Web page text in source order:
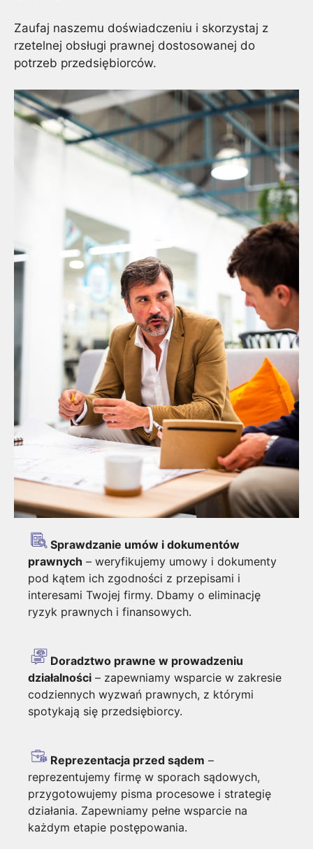
Zaufaj naszemu doświadczeniu i skorzystaj z
rzetelnej obsługi prawnej dostosowanej do
potrzeb przedsiębiorców.
Sprawdzanie umów i dokumentów
prawnych – weryfikujemy umowy i dokumenty
pod kątem ich zgodności z przepisami i
interesami Twojej firmy. Dbamy o eliminację
ryzyk prawnych i finansowych.
Doradztwo prawne w prowadzeniu
działalności – zapewniamy wsparcie w zakresie
codziennych wyzwań prawnych, z którymi
spotykają się przedsiębiorcy.
Reprezentacja przed sądem –
reprezentujemy firmę w sporach sądowych,
przygotowujemy pisma procesowe i strategię
działania. Zapewniamy pełne wsparcie na
każdym etapie postępowania.